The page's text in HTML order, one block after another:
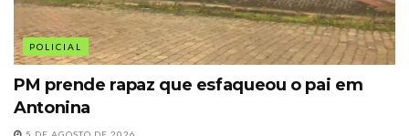
POLICIAL
PM prende rapaz que esfaqueou o pai em
Antonina